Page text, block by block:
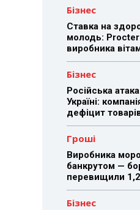
Бізнес
Ставка на
молодь: Procter
виробника
Бізнес
Російська
Україні:
дефіцит
Гроші
Виробника
банкрутом —
перевищили
Бізнес